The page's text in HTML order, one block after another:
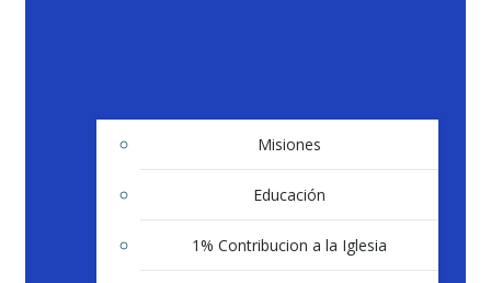
Misiones
Educación
1% Contribucion a la Iglesia